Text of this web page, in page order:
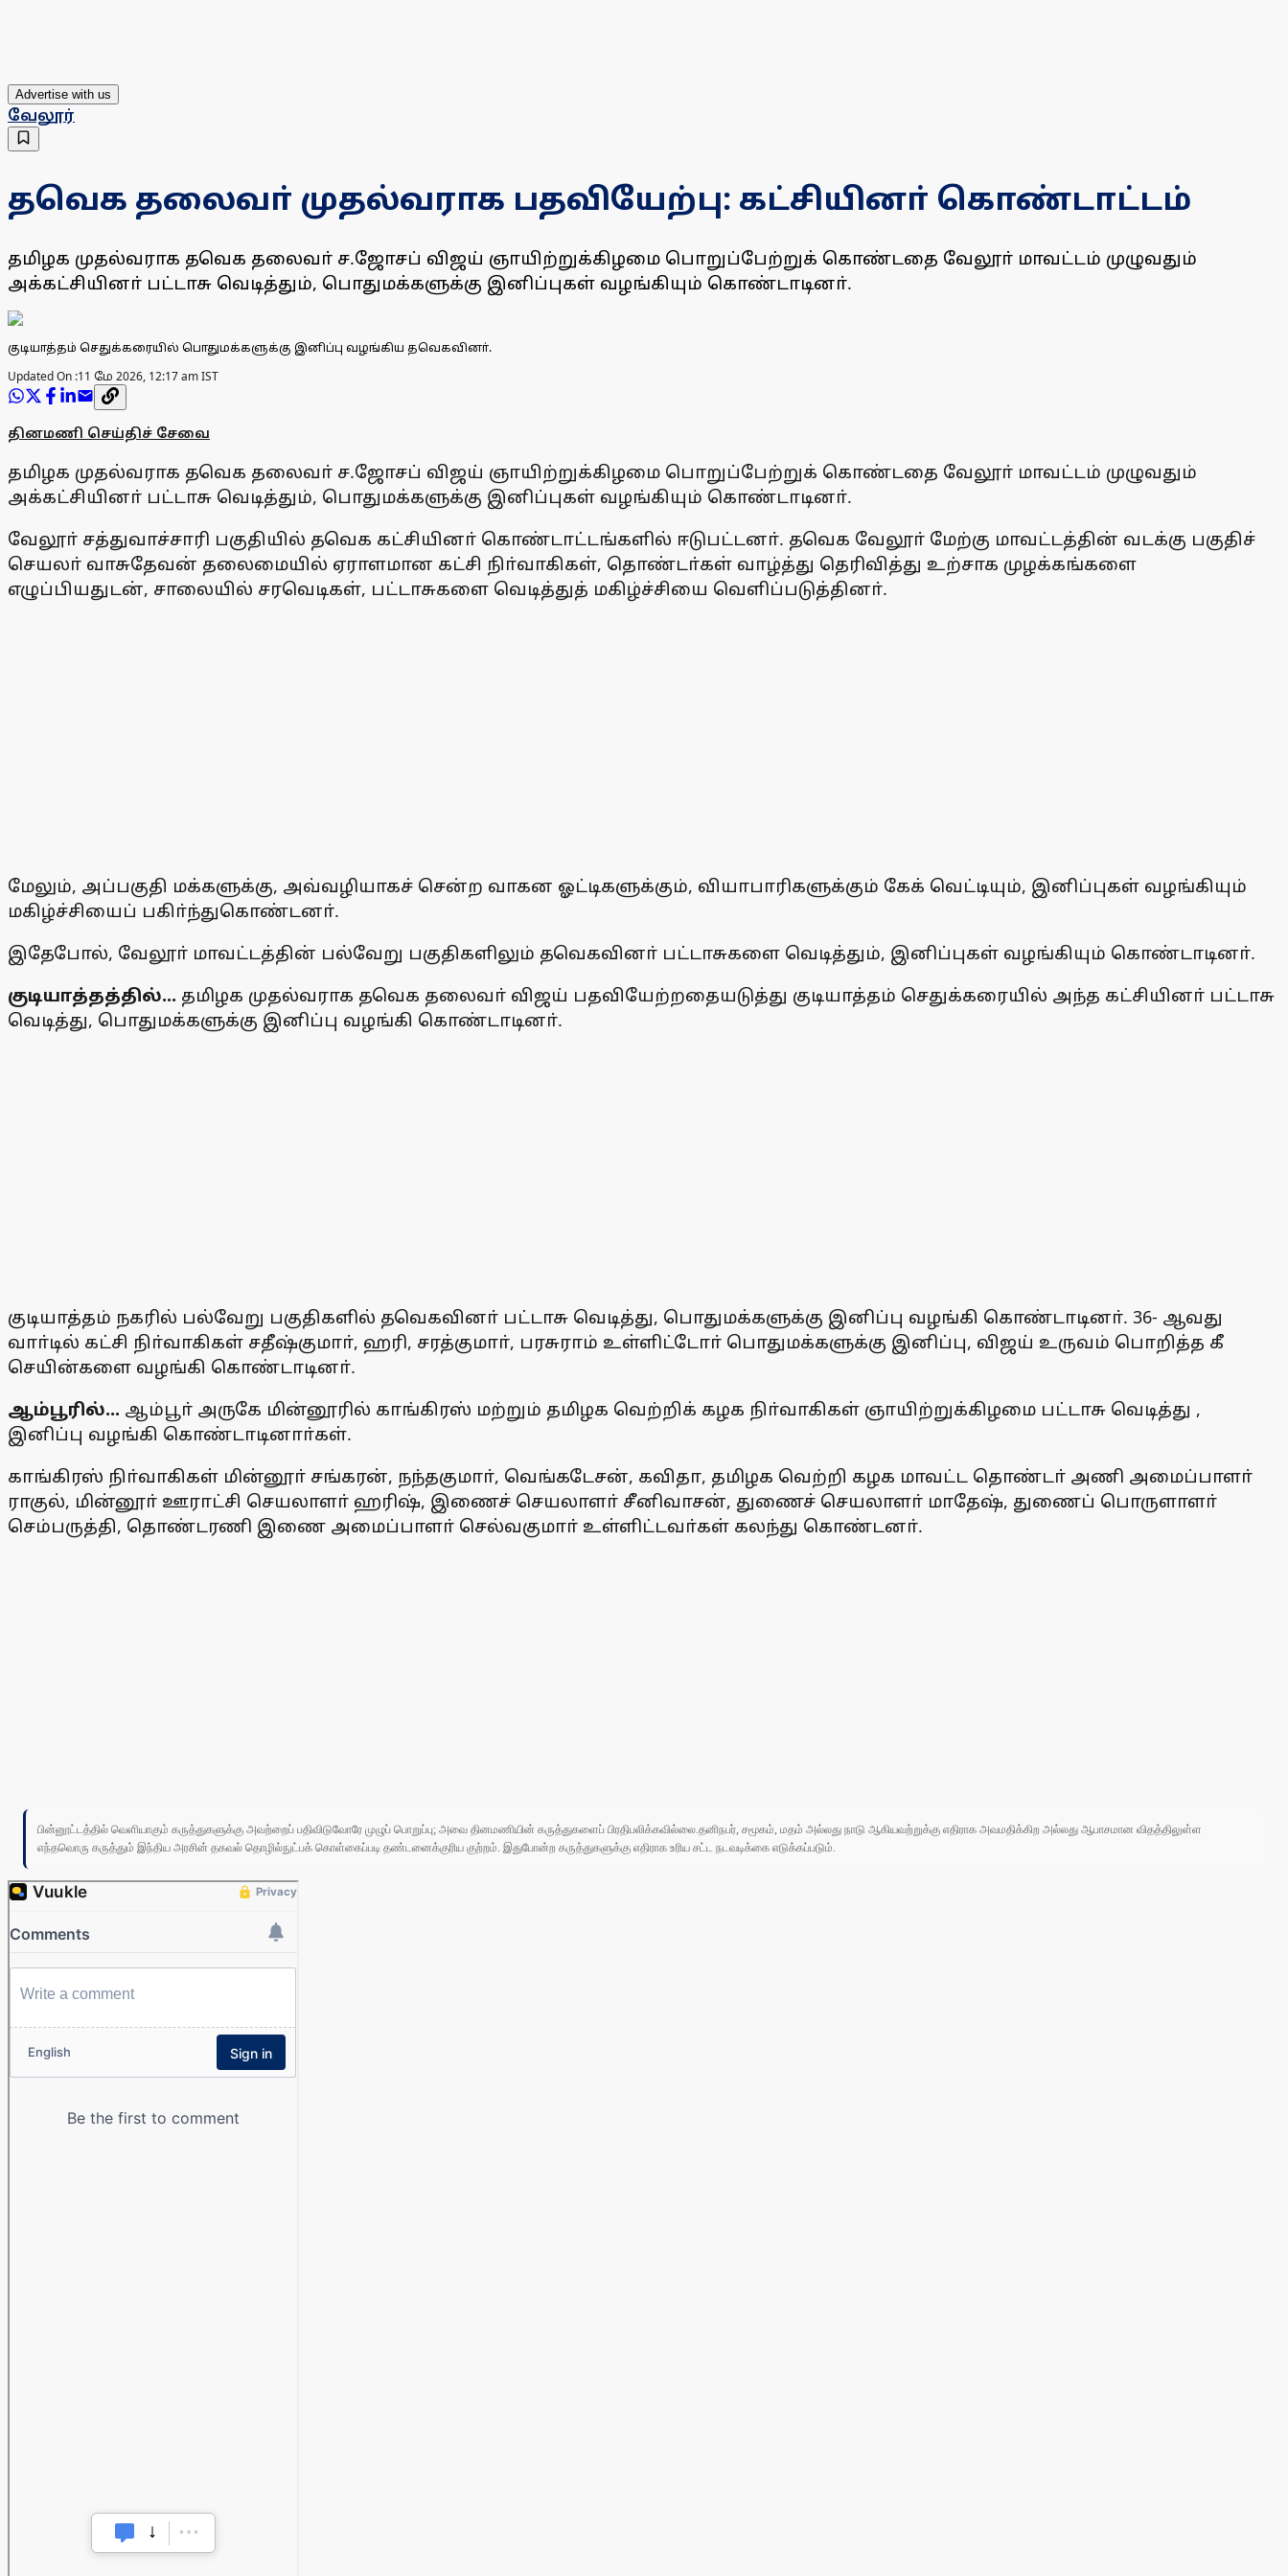
Advertise with us
வேலூர்
தவெக தலைவா் முதல்வராக பதவியேற்பு: கட்சியினா் கொண்டாட்டம்
தமிழக முதல்வராக தவெக தலைவா் ச.ஜோசப் விஜய் ஞாயிற்றுக்கிழமை பொறுப்பேற்றுக் கொண்டதை வேலூா் மாவட்டம் முழுவதும்
அக்கட்சியினா் பட்டாசு வெடித்தும், பொதுமக்களுக்கு இனிப்புகள் வழங்கியும் கொண்டாடினா்.
குடியாத்தம் செதுக்கரையில் பொதுமக்களுக்கு இனிப்பு வழங்கிய தவெகவினா்.
Updated On :11 மே 2026, 12:17 am IST
தினமணி செய்திச் சேவை
தமிழக முதல்வராக தவெக தலைவா் ச.ஜோசப் விஜய் ஞாயிற்றுக்கிழமை பொறுப்பேற்றுக் கொண்டதை வேலூா் மாவட்டம் முழுவதும்
அக்கட்சியினா் பட்டாசு வெடித்தும், பொதுமக்களுக்கு இனிப்புகள் வழங்கியும் கொண்டாடினா்.
வேலூா் சத்துவாச்சாரி பகுதியில் தவெக கட்சியினா் கொண்டாட்டங்களில் ஈடுபட்டனா். தவெக வேலூா் மேற்கு மாவட்டத்தின் வடக்கு பகுதிச்
செயலா் வாசுதேவன் தலைமையில் ஏராளமான கட்சி நிா்வாகிகள், தொண்டா்கள் வாழ்த்து தெரிவித்து உற்சாக முழக்கங்களை
எழுப்பியதுடன், சாலையில் சரவெடிகள், பட்டாசுகளை வெடித்துத் மகிழ்ச்சியை வெளிப்படுத்தினா்.
மேலும், அப்பகுதி மக்களுக்கு, அவ்வழியாகச் சென்ற வாகன ஓட்டிகளுக்கும், வியாபாரிகளுக்கும் கேக் வெட்டியும், இனிப்புகள் வழங்கியும்
மகிழ்ச்சியைப் பகிா்ந்துகொண்டனா்.
இதேபோல், வேலூா் மாவட்டத்தின் பல்வேறு பகுதிகளிலும் தவெகவினா் பட்டாசுகளை வெடித்தும், இனிப்புகள் வழங்கியும் கொண்டாடினா்.
குடியாத்தத்தில்... தமிழக முதல்வராக தவெக தலைவா் விஜய் பதவியேற்றதையடுத்து குடியாத்தம் செதுக்கரையில் அந்த கட்சியினா் பட்டாசு
வெடித்து, பொதுமக்களுக்கு இனிப்பு வழங்கி கொண்டாடினா்.
குடியாத்தம் நகரில் பல்வேறு பகுதிகளில் தவெகவினா் பட்டாசு வெடித்து, பொதுமக்களுக்கு இனிப்பு வழங்கி கொண்டாடினா். 36- ஆவது
வாா்டில் கட்சி நிா்வாகிகள் சதீஷ்குமாா், ஹரி, சரத்குமாா், பரசுராம் உள்ளிட்டோா் பொதுமக்களுக்கு இனிப்பு, விஜய் உருவம் பொறித்த கீ
செயின்களை வழங்கி கொண்டாடினா்.
ஆம்பூரில்... ஆம்பூா் அருகே மின்னூரில் காங்கிரஸ் மற்றும் தமிழக வெற்றிக் கழக நிா்வாகிகள் ஞாயிற்றுக்கிழமை பட்டாசு வெடித்து ,
இனிப்பு வழங்கி கொண்டாடினாா்கள்.
காங்கிரஸ் நிா்வாகிகள் மின்னூா் சங்கரன், நந்தகுமாா், வெங்கடேசன், கவிதா, தமிழக வெற்றி கழக மாவட்ட தொண்டா் அணி அமைப்பாளா்
ராகுல், மின்னூா் ஊராட்சி செயலாளா் ஹரிஷ், இணைச் செயலாளா் சீனிவாசன், துணைச் செயலாளா் மாதேஷ், துணைப் பொருளாளா்
செம்பருத்தி, தொண்டரணி இணை அமைப்பாளா் செல்வகுமாா் உள்ளிட்டவா்கள் கலந்து கொண்டனா்.
பின்னூட்டத்தில் வெளியாகும் கருத்துகளுக்கு அவற்றைப் பதிவிடுவோரே முழுப் பொறுப்பு; அவை தினமணியின் கருத்துகளைப் பிரதிபலிக்கவில்லை.தனிநபர், சமூகம், மதம் அல்லது நாடு ஆகியவற்றுக்கு எதிராக அவமதிக்கிற அல்லது ஆபாசமான விதத்திலுள்ள
எந்தவொரு கருத்தும் இந்திய அரசின் தகவல் தொழில்நுட்பக் கொள்கைப்படி தண்டனைக்குரிய குற்றம். இதுபோன்ற கருத்துகளுக்கு எதிராக உரிய சட்ட நடவடிக்கை எடுக்கப்படும்.